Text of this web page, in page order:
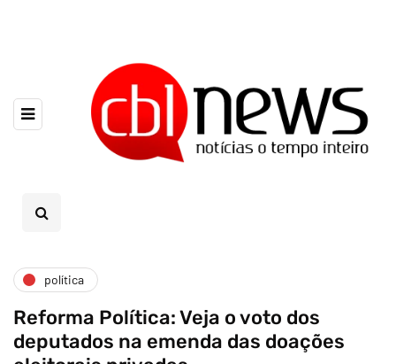
política
Reforma Política: Veja o voto dos
deputados na emenda das doações